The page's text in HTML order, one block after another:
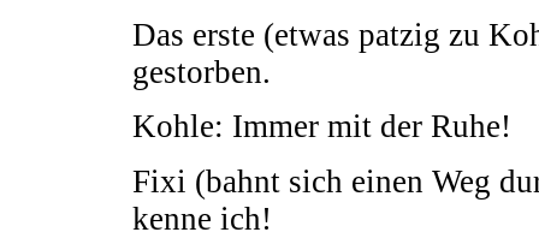
Das erste (etwas patzig zu
gestorben.
Kohle: Immer mit der Ruhe!
Fixi (bahnt sich einen Weg
kenne ich!